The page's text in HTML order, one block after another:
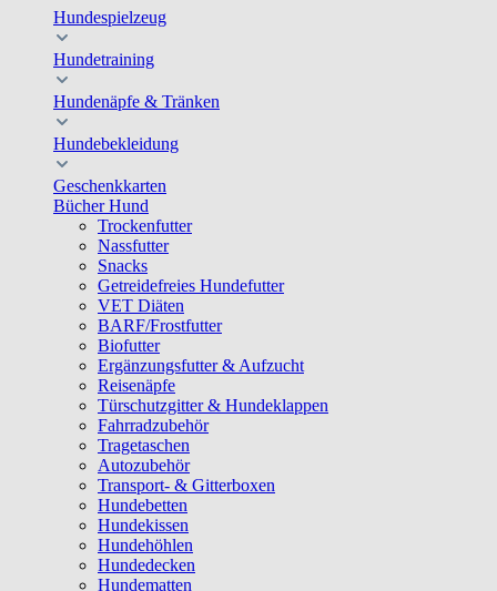
Hundespielzeug
Hundetraining
Hundenäpfe & Tränken
Hundebekleidung
Geschenkkarten
Bücher Hund
Trockenfutter
Nassfutter
Snacks
Getreidefreies Hundefutter
VET Diäten
BARF/Frostfutter
Biofutter
Ergänzungsfutter & Aufzucht
Reisenäpfe
Türschutzgitter & Hundeklappen
Fahrradzubehör
Tragetaschen
Autozubehör
Transport- & Gitterboxen
Hundebetten
Hundekissen
Hundehöhlen
Hundedecken
Hundematten